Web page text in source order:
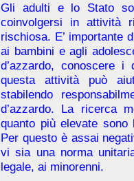
Gli adulti e lo Stato
coinvolgersi in attività
rischiosa. E’ importante
ai bambini e agli
d’azzardo, conoscere
questa attività può
stabilendo
d’azzardo. La ricerca
quanto più elevate
Per questo è assai
vi sia una norma
legale, ai minorenni.